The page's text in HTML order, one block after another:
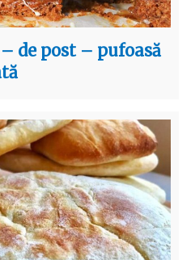
de post – pufoasă